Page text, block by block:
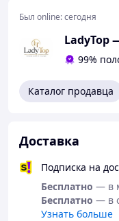
Был online:сегодня
LadyTop
99%
Каталог продавца
Доставка
Подписка на
Бесплатно — в
Бесплатно — в
Узнать больше